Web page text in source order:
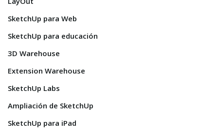
SketchUp para Web
SketchUp para educación
3D Warehouse
Extension Warehouse
SketchUp Labs
Ampliación de SketchUp
SketchUp para iPad